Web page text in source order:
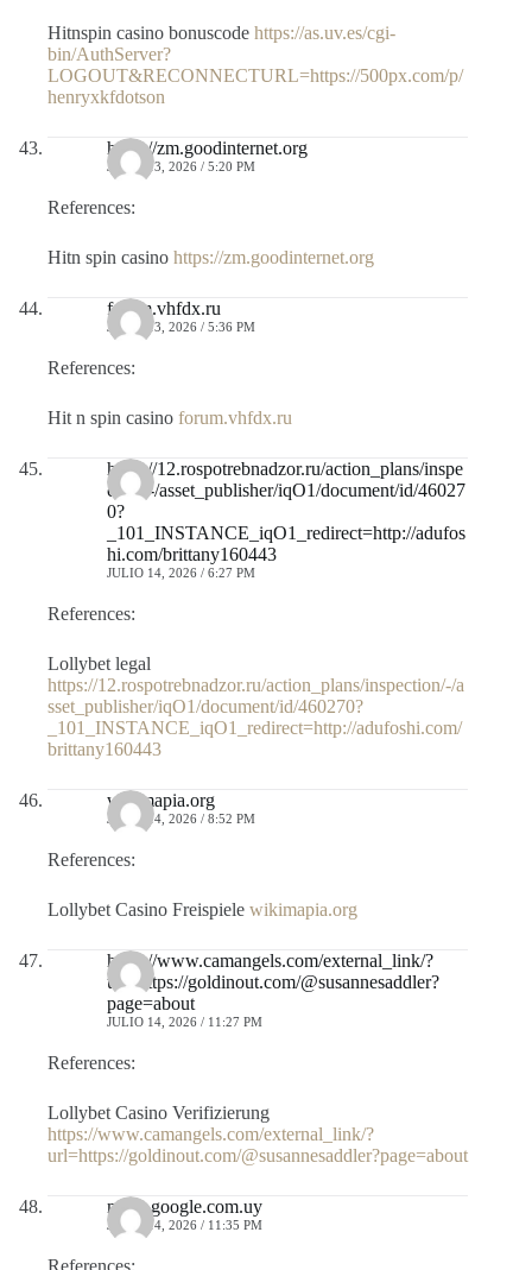
Hitnspin casino bonuscode https://as.uv.es/cgi-
bin/AuthServer?
LOGOUT&RECONNECTURL=https://500px.com/p/
henryxkfdotson
https://zm.goodinternet.org
JULIO 13, 2026 / 5:20 PM
References:
Hitn spin casino https://zm.goodinternet.org
forum.vhfdx.ru
JULIO 13, 2026 / 5:36 PM
References:
Hit n spin casino forum.vhfdx.ru
https://12.rospotrebnadzor.ru/action_plans/inspe
ction/-/asset_publisher/iqO1/document/id/46027
0?
_101_INSTANCE_iqO1_redirect=http://adufos
hi.com/brittany160443
JULIO 14, 2026 / 6:27 PM
References:
Lollybet legal
https://12.rospotrebnadzor.ru/action_plans/inspection/-/a
sset_publisher/iqO1/document/id/460270?
_101_INSTANCE_iqO1_redirect=http://adufoshi.com/
brittany160443
wikimapia.org
JULIO 14, 2026 / 8:52 PM
References:
Lollybet Casino Freispiele wikimapia.org
https://www.camangels.com/external_link/?
url=https://goldinout.com/@susannesaddler?
page=about
JULIO 14, 2026 / 11:27 PM
References:
Lollybet Casino Verifizierung
https://www.camangels.com/external_link/?
url=https://goldinout.com/@susannesaddler?page=about
maps.google.com.uy
JULIO 14, 2026 / 11:35 PM
References: